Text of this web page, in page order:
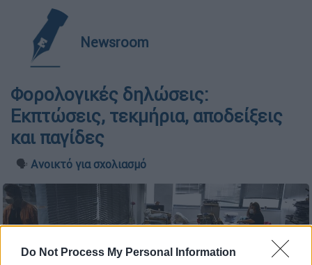
Do Not Process My Personal Information
Newsroom
Φορολογικές δηλώσεις:
Εκπτώσεις, τεκμήρια, αποδείξεις
και παγίδες
🗣️ Ανοικτό για σχολιασμό